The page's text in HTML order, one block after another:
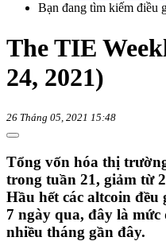
Bạn đang tìm kiếm điều
The TIE
24, 2021)
26 Tháng 05, 2021 15:48
Tổng vốn hóa thị
trong tuần 21, giảm từ
Hầu hết các altcoin
7 ngày qua, đây là
nhiều tháng gần đây.